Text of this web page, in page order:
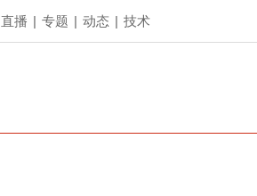
直播 | 专题 | 动态 | 技术